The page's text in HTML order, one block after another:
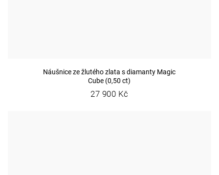
Náušnice ze žlutého zlata s diamanty Magic
Cube (0,50 ct)
27 900 Kč